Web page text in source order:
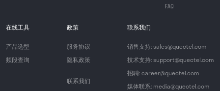
FAQ
在线工具
产品选型
频段查询
政策
服务协议
隐私政策
联系我们
联系我们
销售支持: sales@quectel.com
技术支持: support@quectel.com
招聘: career@quectel.com
媒体联系: media@quectel.com